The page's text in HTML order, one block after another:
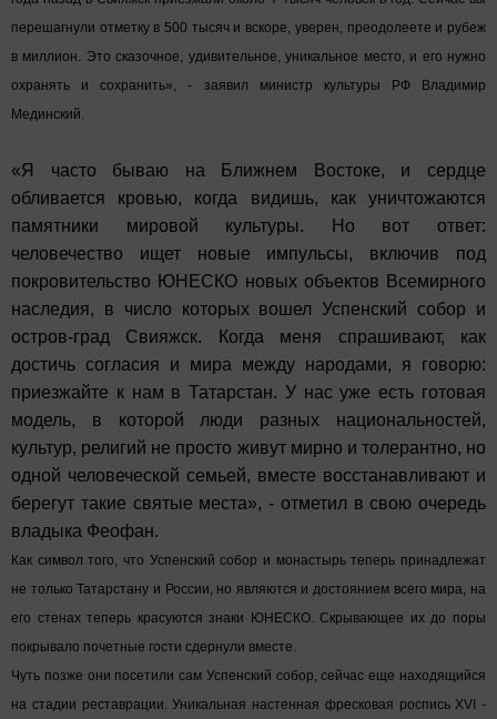
перешагнули отметку в 500 тысяч и вскоре, уверен, преодолеете и рубеж
в миллион. Это сказочное, удивительное, уникальное место, и его нужно
охранять и сохранить», - заявил министр культуры РФ Владимир
Мединский.
«Я часто бываю на Ближнем Востоке, и сердце
обливается кровью, когда видишь, как уничтожаются
памятники мировой культуры. Но вот ответ:
человечество ищет новые импульсы, включив под
покровительство ЮНЕСКО новых объектов Всемирного
наследия, в число которых вошел Успенский собор и
остров-град Свияжск. Когда меня спрашивают, как
достичь согласия и мира между народами, я говорю:
приезжайте к нам в Татарстан. У нас уже есть готовая
модель, в которой люди разных национальностей,
культур, религий не просто живут мирно и толерантно, но
одной человеческой семьей, вместе восстанавливают и
берегут такие святые места», - отметил в свою очередь
владыка Феофан.
Как символ того, что Успенский собор и монастырь теперь принадлежат
не только Татарстану и России, но являются и достоянием всего мира, на
его стенах теперь красуются знаки ЮНЕСКО. Скрывающее их до поры
покрывало почетные гости сдернули вместе.
Чуть позже они посетили сам Успенский собор, сейчас еще находящийся
на стадии реставрации. Уникальная настенная фресковая роспись XVI -